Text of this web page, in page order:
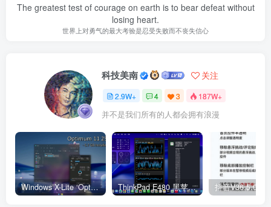
The greatest test of courage on earth is to bear defeat without
losing heart.
世界上对勇气的最大考验是忍受失败而不丧失信心
科技美南 关注
2.9W+ 4 3 187W+
并不是我们所有的人都会拥有浪漫
Windows X-Lite ‘Optimum 11’ 25H2 Pro v2 ThinkPad E480 黑苹果完美Tahoe的EFI分享（2026.03.01更新） 抖音V36.5.0 内